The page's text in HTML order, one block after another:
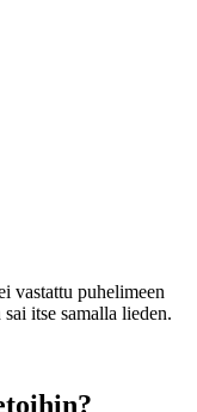
vastattu puhelimeen
itse samalla lieden.